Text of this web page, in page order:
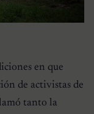
en que
de activistas de
tanto la